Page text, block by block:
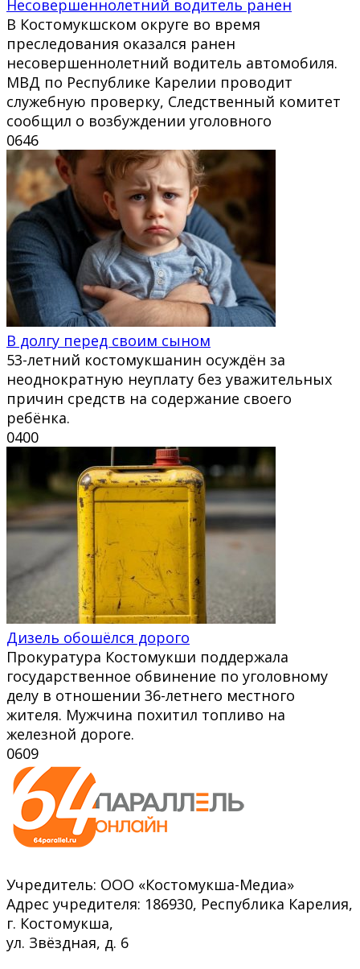
Несовершеннолетний водитель ранен
В Костомукшском округе во время
преследования оказался ранен
несовершеннолетний водитель автомобиля.
МВД по Республике Карелии проводит
служебную проверку, Следственный комитет
сообщил о возбуждении уголовного
0646
В долгу перед своим сыном
53-летний костомукшанин осуждён за
неоднократную неуплату без уважительных
причин средств на содержание своего
ребёнка.
0400
Дизель обошёлся дорого
Прокуратура Костомукши поддержала
государственное обвинение по уголовному
делу в отношении 36-летнего местного
жителя. Мужчина похитил топливо на
железной дороге.
0609
Учредитель: ООО «Костомукша-Медиа»
Адрес учредителя: 186930, Республика Карелия,
г. Костомукша,
ул. Звёздная, д. 6